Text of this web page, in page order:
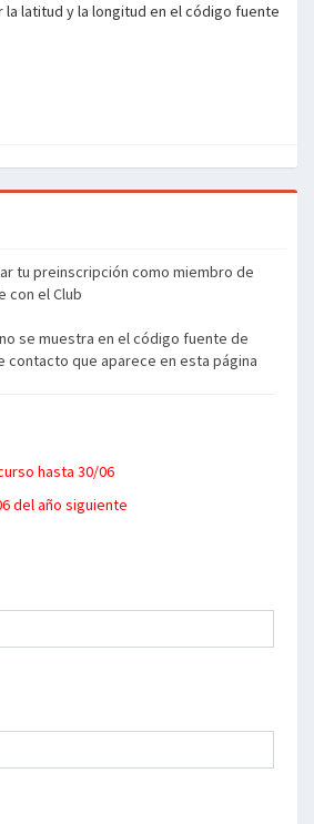
latitud y la longitud en el código fuente
tu preinscripción como miembro de
con el Club
se muestra en el código fuente de
contacto que aparece en esta página
hasta 30/06
del año siguiente